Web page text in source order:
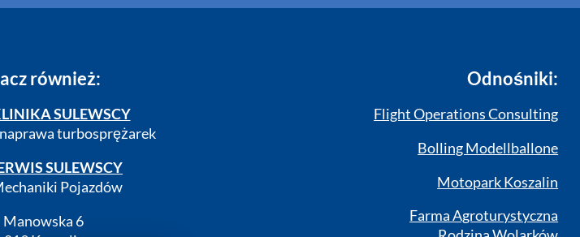
również:
SULEWSCY
turbosprężarek
SULEWSCY
Pojazdów
Manowska 6
Odnośniki:
Flight Operations Consulting
Bolling Modellballone
Motopark Koszalin
Farma Agroturystyczna